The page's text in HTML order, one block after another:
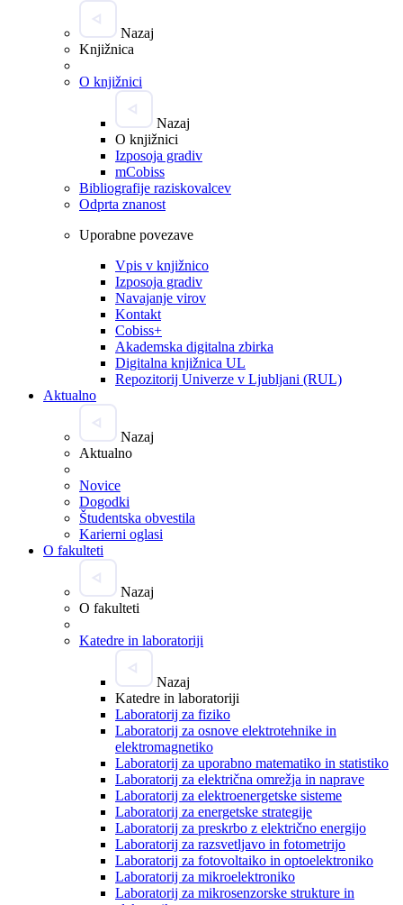
Nazaj
Knjižnica
O knjižnici
Nazaj
O knjižnici
Izposoja gradiv
mCobiss
Bibliografije raziskovalcev
Odprta znanost
Uporabne povezave
Vpis v knjižnico
Izposoja gradiv
Navajanje virov
Kontakt
Cobiss+
Akademska digitalna zbirka
Digitalna knjižnica UL
Repozitorij Univerze v Ljubljani (RUL)
Aktualno
Nazaj
Aktualno
Novice
Dogodki
Študentska obvestila
Karierni oglasi
O fakulteti
Nazaj
O fakulteti
Katedre in laboratoriji
Nazaj
Katedre in laboratoriji
Laboratorij za fiziko
Laboratorij za osnove elektrotehnike in
elektromagnetiko
Laboratorij za uporabno matematiko in statistiko
Laboratorij za električna omrežja in naprave
Laboratorij za elektroenergetske sisteme
Laboratorij za energetske strategije
Laboratorij za preskrbo z električno energijo
Laboratorij za razsvetljavo in fotometrijo
Laboratorij za fotovoltaiko in optoelektroniko
Laboratorij za mikroelektroniko
Laboratorij za mikrosenzorske strukture in